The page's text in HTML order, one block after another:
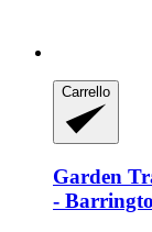
Carrello
Garden
-​